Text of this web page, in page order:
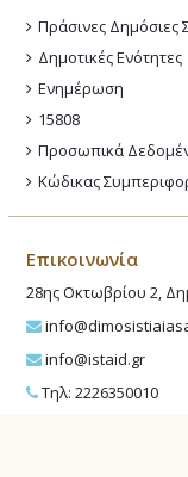
Πράσινες Δημόσιες
Δημοτικές Ενότητες
Ενημέρωση
15808
Προσωπικά
Κώδικας
Επικοινωνία
28ης Οκτωβρίου 2,
info@istaid.gr
Τηλ: 2226350010